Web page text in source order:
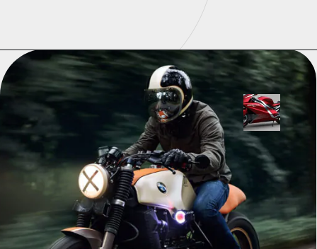
Opening https://universodigitalon.com/melhores-baterias-de-moto-10-otimas-opcoes/